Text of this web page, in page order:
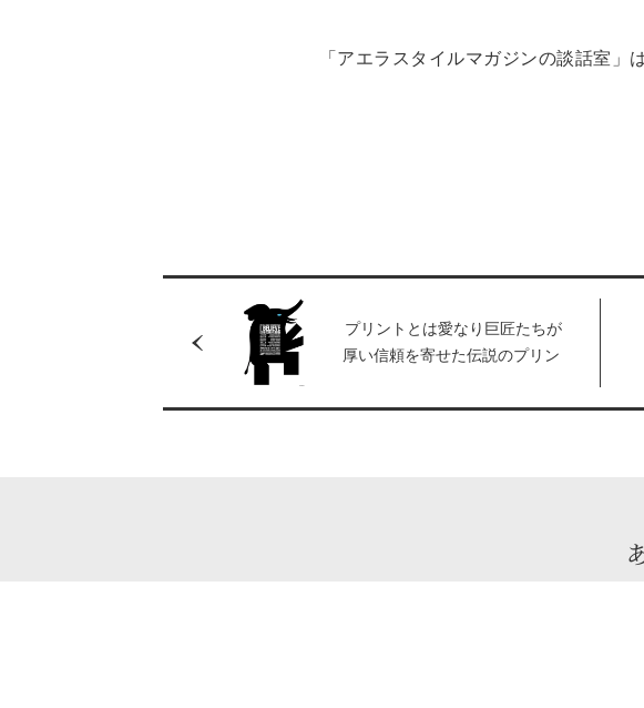
「アエラスタイルマガジンの談話室」
プリントとは愛なり巨匠たちが
厚い信頼を寄せた伝説のプリン
の因数分解】